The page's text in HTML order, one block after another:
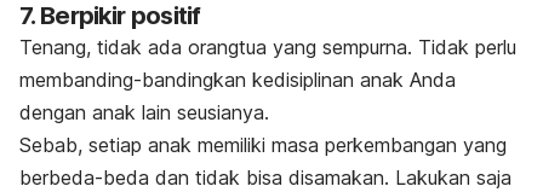
7. Berpikir positif
Tenang, tidak ada orangtua yang sempurna. Tidak perlu
membanding-bandingkan kedisiplinan anak Anda
dengan anak lain seusianya.
Sebab, setiap anak memiliki masa perkembangan yang
berbeda-beda dan tidak bisa disamakan. Lakukan saja